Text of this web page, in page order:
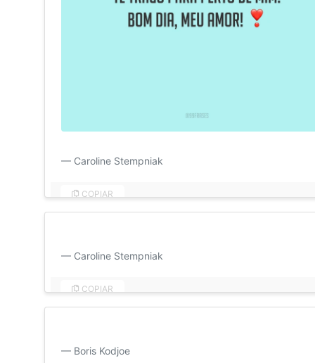
Caroline Stempniak
COPIAR
Caroline Stempniak
COPIAR
Boris Kodjoe